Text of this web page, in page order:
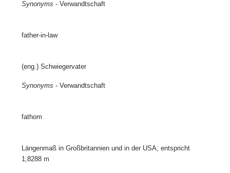
Synonyms - Verwandtschaft
father-in-law
(eng.) Schwiegervater
Synonyms - Verwandtschaft
fathom
Längenmaß in Großbritannien und in der USA; entspricht
1,8288 m